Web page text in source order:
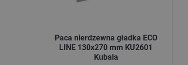
Paca nierdzewna gładka ECO
LINE 130x270 mm KU2601
Kubala